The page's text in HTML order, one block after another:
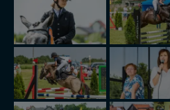
praw w odniesieniu do
cookies. Twoja przeglądarka
tych plików - w pewnych
zrobić za Ciebie.
Dziękujemy, i życzmy miłego
nowo...